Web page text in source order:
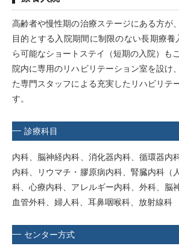
高齢者や慢性期の治療ステージにある方が
目的とする入院期間に制限のない長期療
ら可能なショートステイ（短期の入院）も
院内に専用のリハビリテーション室を設け
た専門スタッフによる充実したリハビリテ
す。
診療科目
内科、脳神経内科、消化器内科、循環器内
内科、リウマチ・膠原病内科、腎臓内科（
科、心療内科、アレルギー内科、外科、脳
血管外科、婦人科、耳鼻咽喉科、放射線科
センター方式